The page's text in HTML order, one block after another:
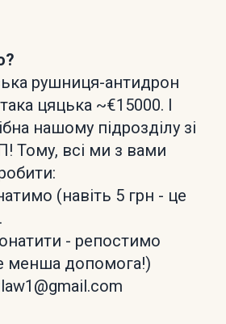
рушниця-антидрон
цяцька ~€15000. І
нашому підрозділу зі
Тому, всі ми з вами
(навіть 5 грн - це
- репостимо
менша допомога!)